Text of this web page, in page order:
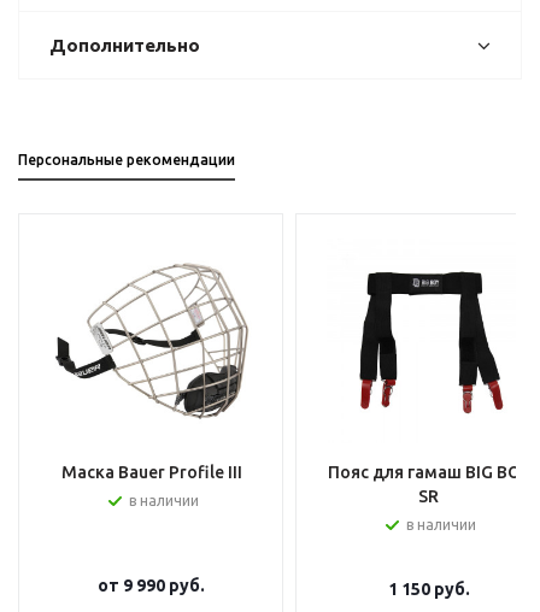
Дополнительно
Персональные рекомендации
Маска Bauer Profile III
в наличии
от 9 990 руб.
Пояс для гамаш BIG BOY
SR
в наличии
1 150руб.